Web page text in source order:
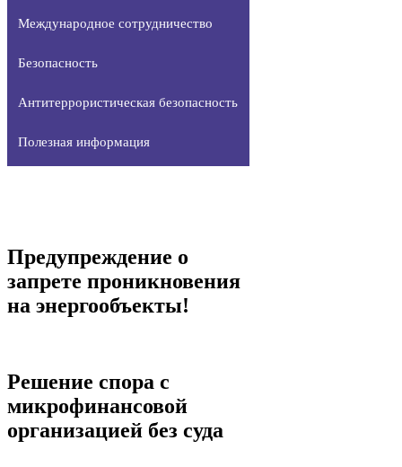
Международное сотрудничество
Безопасность
Антитеррористическая безопасность
Полезная информация
Предупреждение о
запрете проникновения
на энергообъекты!
Решение спора с
микрофинансовой
организацией без суда